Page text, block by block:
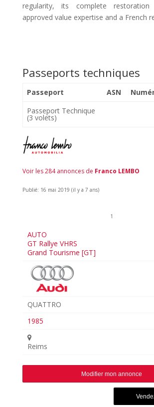
regularity, its complete
approved value expertise and a French
Passeports techniques
Passeport ASN
Passeport Technique
(3 volets)
Voir les 284 annonces de Franco LEMBO
Publié: 16 mai 2019 (il y a 7 ans)
1
AUTO
GT Rallye VHRS
Grand Tourisme [GT]
QUATTRO
1985
Reims
Modifier mon annonce